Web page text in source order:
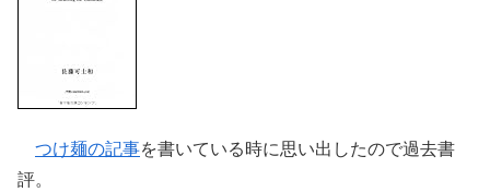
つけ麺の記事を書いている時に思い出したので過去書
評。